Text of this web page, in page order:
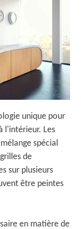
unique pour
l'intérieur. Les
spécial
de
sur plusieurs
être peintes
en matière de